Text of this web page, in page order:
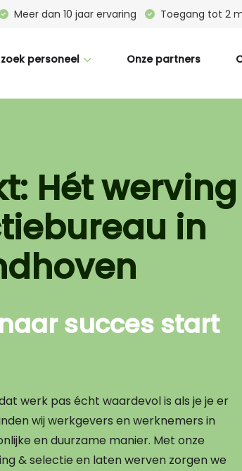
Meer dan 10 jaar ervaring Toegang tot 2
personeel
werkgevers
Boost
Onze partners
Hét werving
in
succes start
werk pas écht waardevol is als je je er
wij werkgevers en werknemers in
en duurzame manier. Met onze
& selectie en laten werven zorgen we